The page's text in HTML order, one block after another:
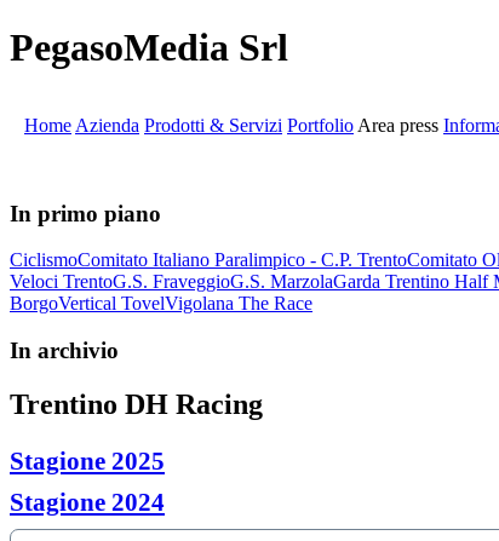
PegasoMedia Srl
Home Azienda Prodotti & Servizi Portfolio Area press
In primo piano
CiclismoComitato Italiano Paralimpico - C.P. TrentoComitato
Veloci TrentoG.S. FraveggioG.S. MarzolaGarda Trentino Half
BorgoVertical TovelVigolana The Race
In archivio
Trentino DH Racing
Stagione 2025
Stagione 2024